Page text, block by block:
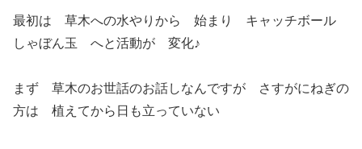
最初は 草木への水やりから 始まり キャッチボール
しゃぼん玉 へと活動が 変化♪
まず 草木のお世話のお話しなんですが さすがにねぎの
方は 植えてから日も立っていない